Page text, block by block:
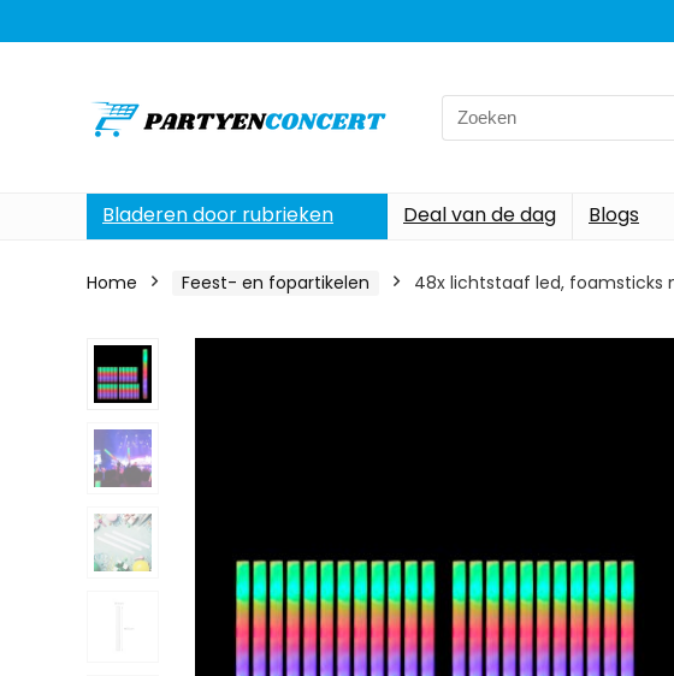
Search
for:
Bladeren door rubrieken Deal van de dag Blogs
Home Feest- en fopartikelen 48x lichtstaaf led, foamsticks